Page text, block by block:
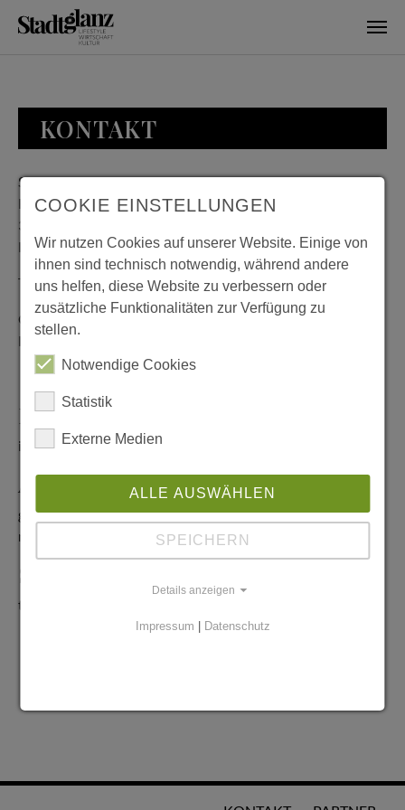
KONTAKT
Stadtglanz / mediaworld GmbH
Bankplatz 8
38100 Braunschweig
Deutschland
Telefon: 0531 482010-20
Geschäftszeiten: Montag bis Donnerstag 08:00 bis 18:00;
Freitag 08:00 bis 15:00
Redaktionelle Anfragen
info@stadtglanz.de
Anzeigen-Service
graen@mediaworldgmbh.deoder
meyer@mediaworldgmbh.de
tipps@stadtglanz.de
COOKIE EINSTELLUNGEN
Wir nutzen Cookies auf unserer Website. Einige von
ihnen sind technisch notwendig, während andere
uns helfen, diese Website zu verbessern oder
zusätzliche Funktionalitäten zur Verfügung zu
stellen.
Notwendige Cookies
Statistik
Externe Medien
ALLE AUSWÄHLEN
SPEICHERN
Details anzeigen
Impressum | Datenschutz